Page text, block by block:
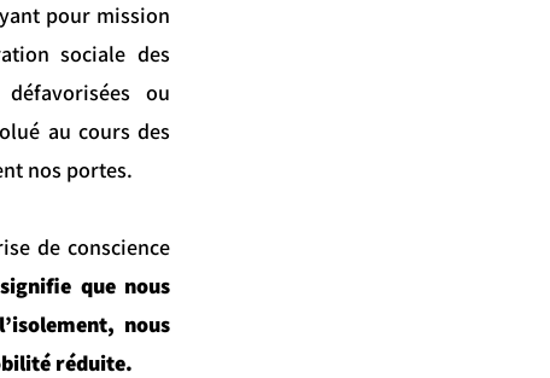
pour mission
sociale des
ou
au cours des
nos portes.
de conscience
que nous
nous
réduite.